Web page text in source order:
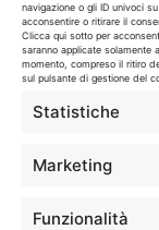
navigazione o gli ID univoci
acconsentire o ritirare il
Clicca qui sotto per
saranno applicate solamente
momento, compreso il ritiro
sul pulsante di gestione del
Statistiche
Marketing
Funzionalità
Disclaimer
I marchi citati
sui siti ufficiali.